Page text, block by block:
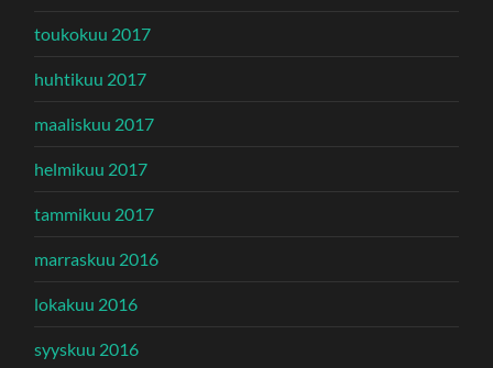
toukokuu 2017
huhtikuu 2017
maaliskuu 2017
helmikuu 2017
tammikuu 2017
marraskuu 2016
lokakuu 2016
syyskuu 2016